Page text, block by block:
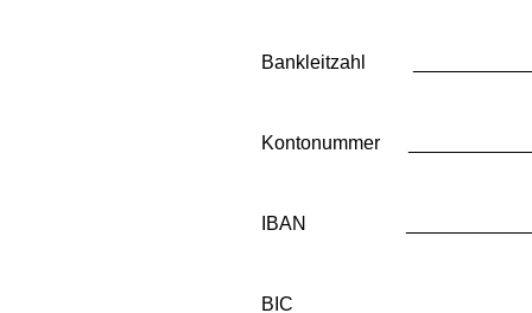
Bankleitzahl
Kontonummer
IBAN
BIC